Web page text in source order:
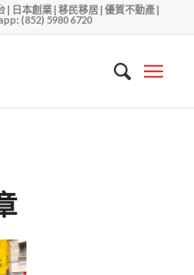
日本創業 | 移民移居 | 優質不動產 |
(852) 5980 6720